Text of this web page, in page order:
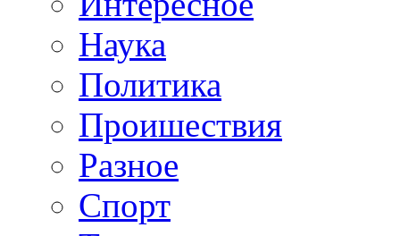
Наука
Политика
Проишествия
Разное
Спорт